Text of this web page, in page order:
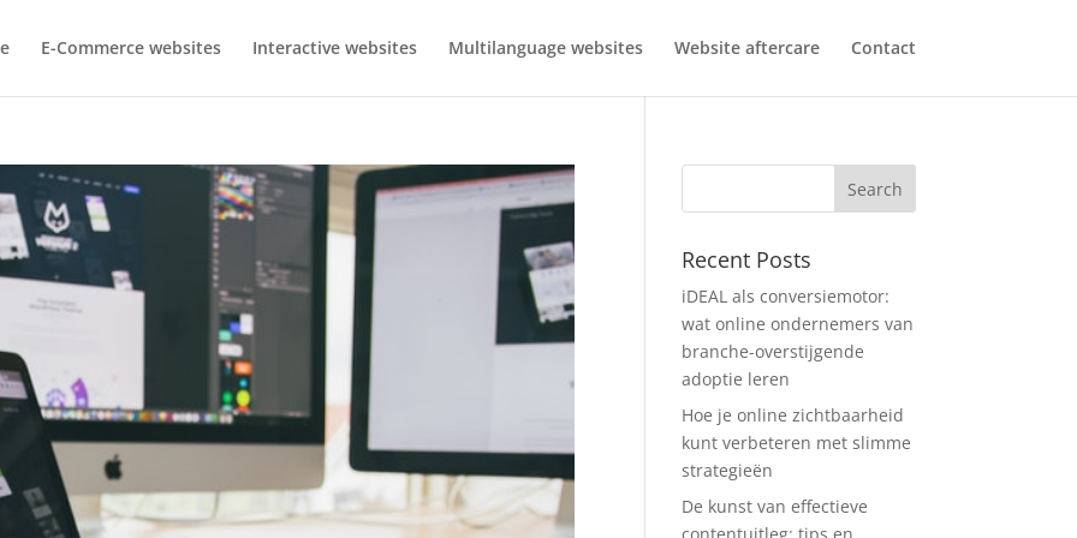
E-Commerce websites Interactive websites Multilanguage websites Website aftercare Contact
Recent Posts
iDEAL als conversiemotor:
wat online ondernemers van
branche-overstijgende
adoptie leren
Hoe je online zichtbaarheid
kunt verbeteren met slimme
strategieën
De kunst van effectieve